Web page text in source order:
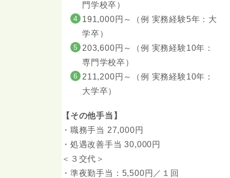
門学校卒）
191,000円～（例 実務経験5年：大
学卒）
203,600円～（例 実務経験10年：
専門学校卒）
211,200円～（例 実務経験10年：
大学卒）
【その他手当】
・職務手当 27,000円
・処遇改善手当 30,000円
＜３交代＞
・準夜勤手当：5,500円／１回